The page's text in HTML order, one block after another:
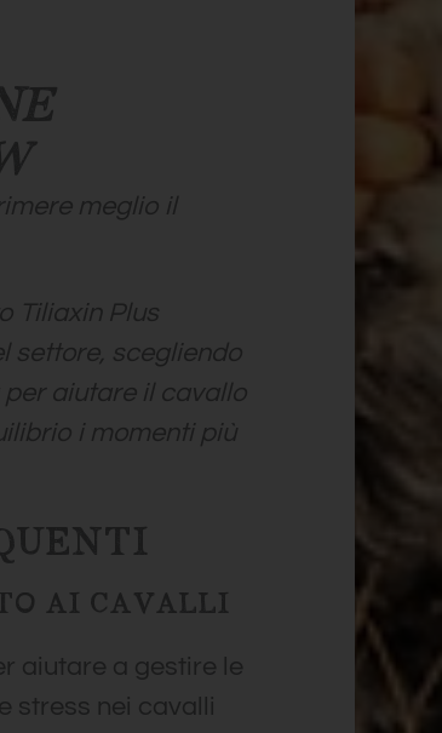
meglio il
Tiliaxin Plus
settore, scegliendo
aiutare il cavallo
i momenti più
AI CAVALLI
aiutare a gestire le
stress nei cavalli